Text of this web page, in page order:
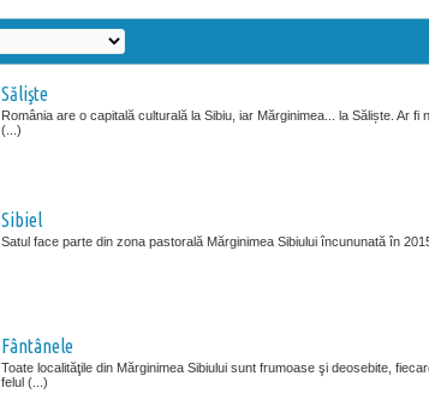
Sălişte
România are o capitală culturală la Sibiu, iar Mărginimea... la Săliște. Ar fi
(...)
Sibiel
Satul face parte din zona pastorală Mărginimea Sibiului încununată în
Fântânele
Toate localităţile din Mărginimea Sibiului sunt frumoase şi deosebite,
felul (...)